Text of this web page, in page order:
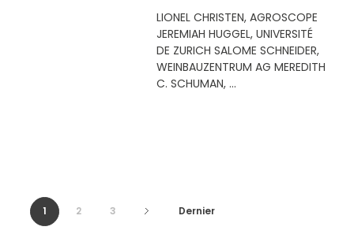
LIONEL CHRISTEN, AGROSCOPE
JEREMIAH HUGGEL, UNIVERSITÉ
DE ZURICH SALOME SCHNEIDER,
WEINBAUZENTRUM AG MEREDITH
C. SCHUMAN, ...
1 2 3 Dernier